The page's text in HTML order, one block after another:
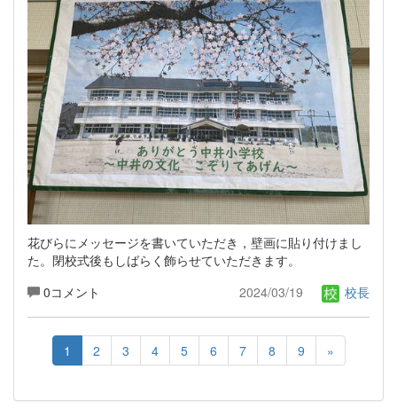
花びらにメッセージを書いていただき，壁画に貼り付けまし
た。閉校式後もしばらく飾らせていただきます。
0コメント
2024/03/19 校長
1 2 3 4 5 6 7 8 9 »